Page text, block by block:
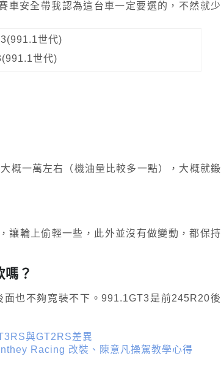
安全帶我認為這台車一定要選的，不然就少
世代)
概一萬左右（機油量比較多一點），大概就鍛
讓輪上偷輕一些，此外並沒有做變動，都保持
？
也不夠寬裝不下。991.1GT3是前245R20後
與GT2RS差異
Racing 改裝、陳意凡操駕教學心得